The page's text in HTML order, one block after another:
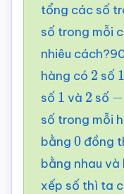
tổng các số
số trong mỗi
nhiêu
hàng có 2 số 1
số 1 và 2 số −
số trong mỗi
bằng 0 đồng
bằng nhau
xếp số thì ta